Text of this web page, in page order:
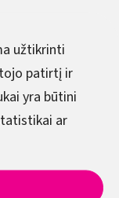
užtikrinti
patirtį ir
yra būtini
ar